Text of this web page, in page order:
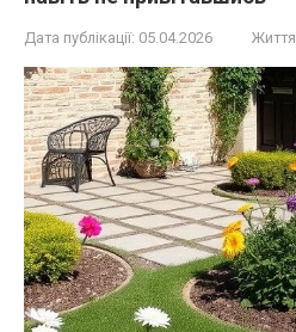
Дата публікації: 05.04.2026 Життя